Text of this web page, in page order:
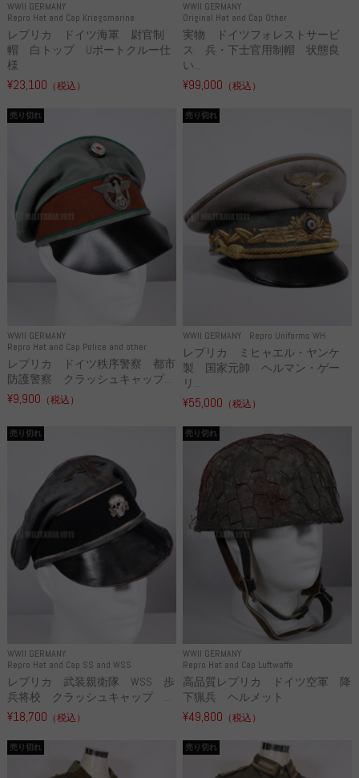
WWII GERMANY
Repro Hat and Cap Kriegsmarine
レプリカ ドイツ海軍 尉官制
帽 白トップ Uボートクルー仕
様
¥23,100 （税込）
WWII GERMANY
Original Hat and Cap Other
実物 ドイツフォレストサービ
ス 兵・下士官用制帽 状態良
い...
¥99,000 （税込）
WWII GERMANY
Repro Hat and Cap Police and other
売り切れ
レプリカ ドイツ秩序警察 都市
防護警察 クラッシュキャップ...
¥9,900 （税込）
WWII GERMANY Repro Uniforms WH
売り切れ
レプリカ ミヒャエル・ヤンケ
製 国家元帥 ヘルマン・ゲー
リ...
¥55,000 （税込）
WWII GERMANY
Repro Hat and Cap SS and WSS
売り切れ
レプリカ 武装親衛隊 WSS 歩
兵将校 クラッシュキャップ ...
¥18,700 （税込）
WWII GERMANY
Repro Hat and Cap Luftwaffe
売り切れ
高品質レプリカ ドイツ空軍 降
下猟兵 ヘルメット
¥49,800 （税込）
売り切れ 売り切れ